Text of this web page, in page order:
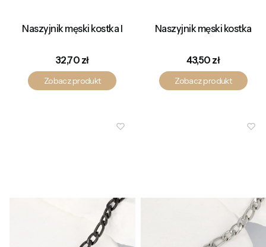
Naszyjnik męski kostka I
Cena
32,70 zł
Zobacz produkt
Naszyjnik męski kostka
Cena
43,50 zł
Zobacz produkt